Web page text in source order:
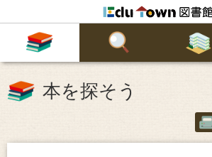
本を探そう